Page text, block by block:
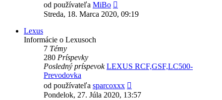
od používateľa MiBo
posledný
Streda, 18. Marca 2020, 09:19
Lexus
Informácie o Lexusoch
7 Témy
280 Príspevky
Posledný príspevok LEXUS RCF,GSF,LC500-
Prevodovka
od používateľa sparcoxxx
posledný
Pondelok, 27. Júla 2020, 13:57